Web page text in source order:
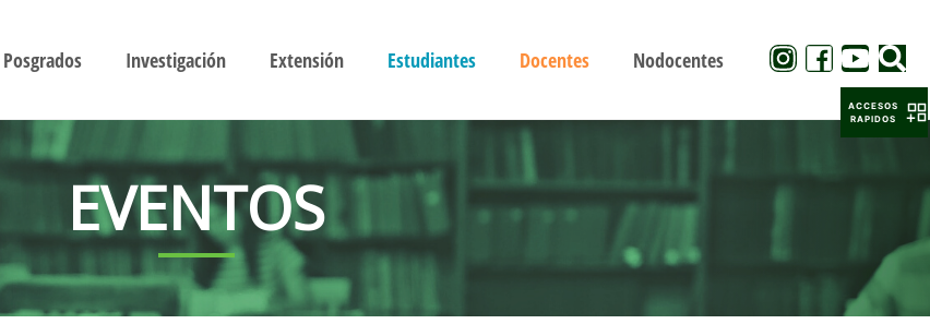
Posgrados Investigación Extensión Estudiantes Docentes Nodocentes
EVENTOS
ACCESOS
RAPIDOS